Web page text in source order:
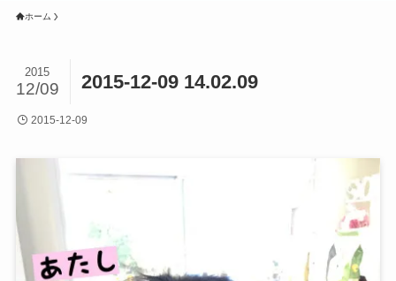
ホーム
2015-12-09 14.02.09
2015
12/09
2015-12-09